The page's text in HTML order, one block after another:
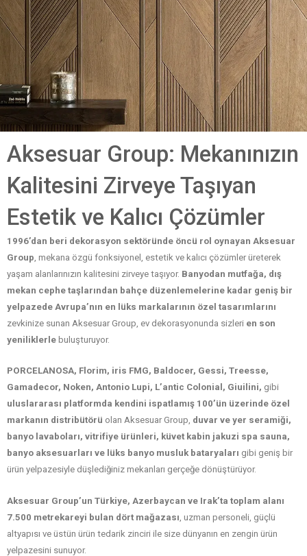
Aksesuar Group: Mekanınızın
Kalitesini Zirveye Taşıyan
Estetik ve Kalıcı Çözümler
1996’dan beri dekorasyon sektöründe öncü rol oynayan Aksesuar
Group, mekana özgü fonksiyonel, estetik ve kalıcı çözümler üreterek
yaşam alanlarınızın kalitesini zirveye taşıyor. Banyodan mutfağa, dış
mekan cephe taşlarından bahçe düzenlemelerine kadar geniş bir
yelpazede Avrupa’nın en lüks markalarının özel tasarımlarını
zevkinize sunan Aksesuar Group, ev dekorasyonunda sizleri en son
yeniliklerle buluşturuyor.
PORCELANOSA, Florim, iris FMG, Baldocer, Gessi, Treesse,
Gamadecor, Noken, Antonio Lupi, L’antic Colonial, Giuilini, gibi
uluslararası platformda kendini ispatlamış 100’ün üzerinde özel
markanın distribütörü olan Aksesuar Group, duvar ve yer seramiği,
banyo lavaboları, vitrifiye ürünleri, küvet kabin jakuzi spa sauna,
banyo aksesuarları ve lüks banyo musluk bataryaları gibi geniş bir
ürün yelpazesiyle düşlediğiniz mekanları gerçeğe dönüştürüyor.
Aksesuar Group’un Türkiye, Azerbaycan ve Irak’ta toplam alanı
7.500 metrekareyi bulan dört mağazası , uzman personeli, güçlü
altyapısı ve üstün ürün tedarik zinciri ile size dünyanın en zengin ürün
yelpazesini sunuyor.